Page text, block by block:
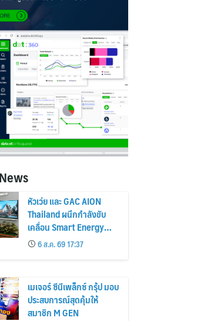
หัวเว่ย และ GAC AION
Thailand ผนึกกำลังขับ
เคลื่อน Smart Energy
Ecosystem เชื่อม GAC
GN8 PHEV รถยนต์ MPV
ระดับพรีเมียม เข้ากับ
พลังงานแสงอาทิตย์ภายใน
บ้าน
6 ส.ค. 69 17:37
เมเจอร์ ซีนีเพล็กซ์ กรุ้ป มอบ
ประสบการณ์สุดคุ้มให้
สมาชิก M GEN